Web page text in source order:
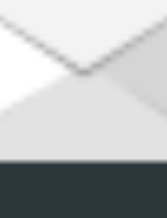
- Все права